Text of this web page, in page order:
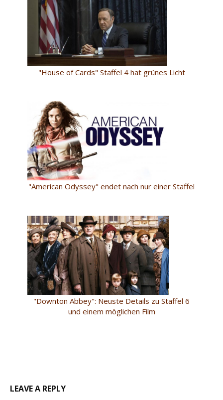
"House of Cards" Staffel 4 hat grünes Licht
"American Odyssey" endet nach nur einer Staffel
"Downton Abbey": Neuste Details zu Staffel 6
und einem möglichen Film
LEAVE A REPLY